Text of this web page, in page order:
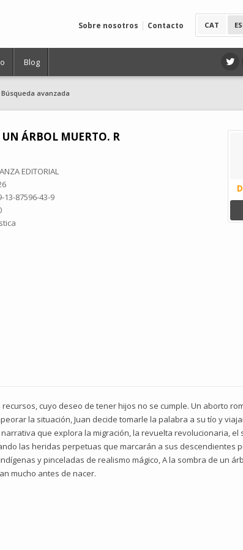
CAT
Sobre nosotros Contacto
Blog
Búsqueda avanzada
ÁRBOL MUERTO. R
EDITORIAL
13-87596-43-9
cuyo deseo de tener hijos no se cumple. Un aborto
la situación, Juan decide tomarle la palabra a su tío y
que explora la migración, la revuelta revolucionaria,
las heridas perpetuas que marcarán a sus descendientes
y pinceladas de realismo mágico, A la sombra de un
mucho antes de nacer.